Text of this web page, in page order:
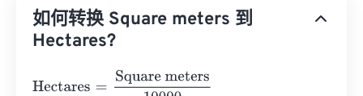
如何转换 Square meters 到
Hectares?
Hectares Square meters10000